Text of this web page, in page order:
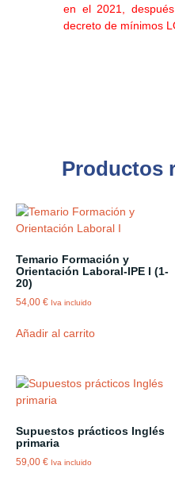
en el 2021,
decreto de mínimos
Productos
Temario Formación y
Orientación Laboral-IPE I (1-
20)
54,00 € Iva incluido
Añadir al carrito
Supuestos prácticos Inglés
primaria
59,00 € Iva incluido